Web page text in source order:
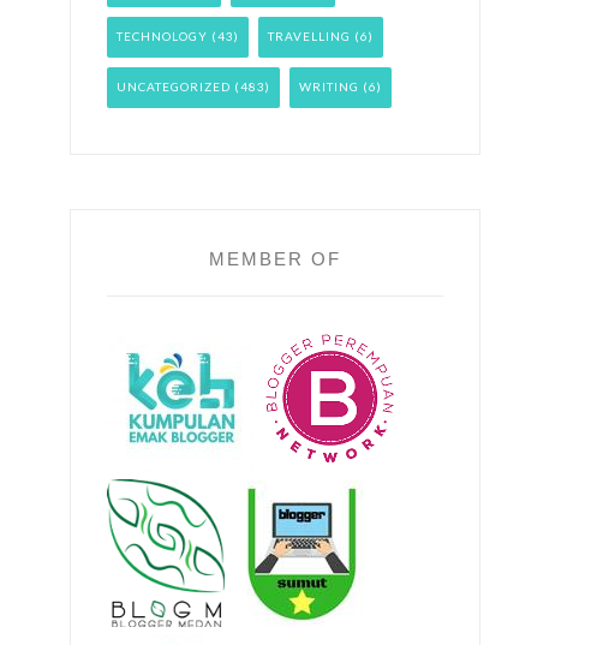
TECHNOLOGY (43) TRAVELLING (6)
UNCATEGORIZED (483) WRITING (6)
MEMBER OF